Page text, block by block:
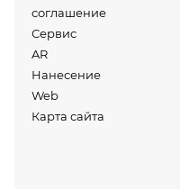
соглашение
Сервис
AR
Нанесение
Web
Карта сайта